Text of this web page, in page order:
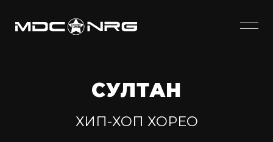
СУЛТАН
ХИП-ХОП ХОРЕО